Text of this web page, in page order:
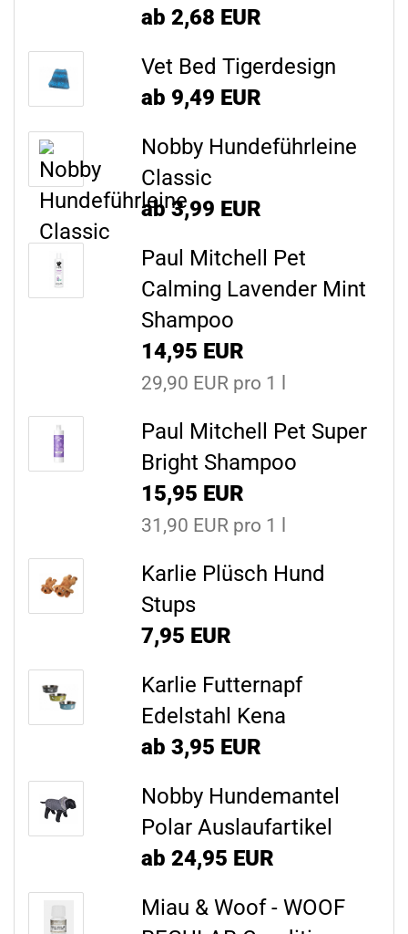
ab 2,68 EUR
Vet Bed Tigerdesign
ab 9,49 EUR
Nobby Hundeführleine
Classic
ab 3,99 EUR
Paul Mitchell Pet
Calming Lavender Mint
Shampoo
14,95 EUR
29,90 EUR pro 1 l
Paul Mitchell Pet Super
Bright Shampoo
15,95 EUR
31,90 EUR pro 1 l
Karlie Plüsch Hund
Stups
7,95 EUR
Karlie Futternapf
Edelstahl Kena
ab 3,95 EUR
Nobby Hundemantel
Polar Auslaufartikel
ab 24,95 EUR
Miau & Woof - WOOF